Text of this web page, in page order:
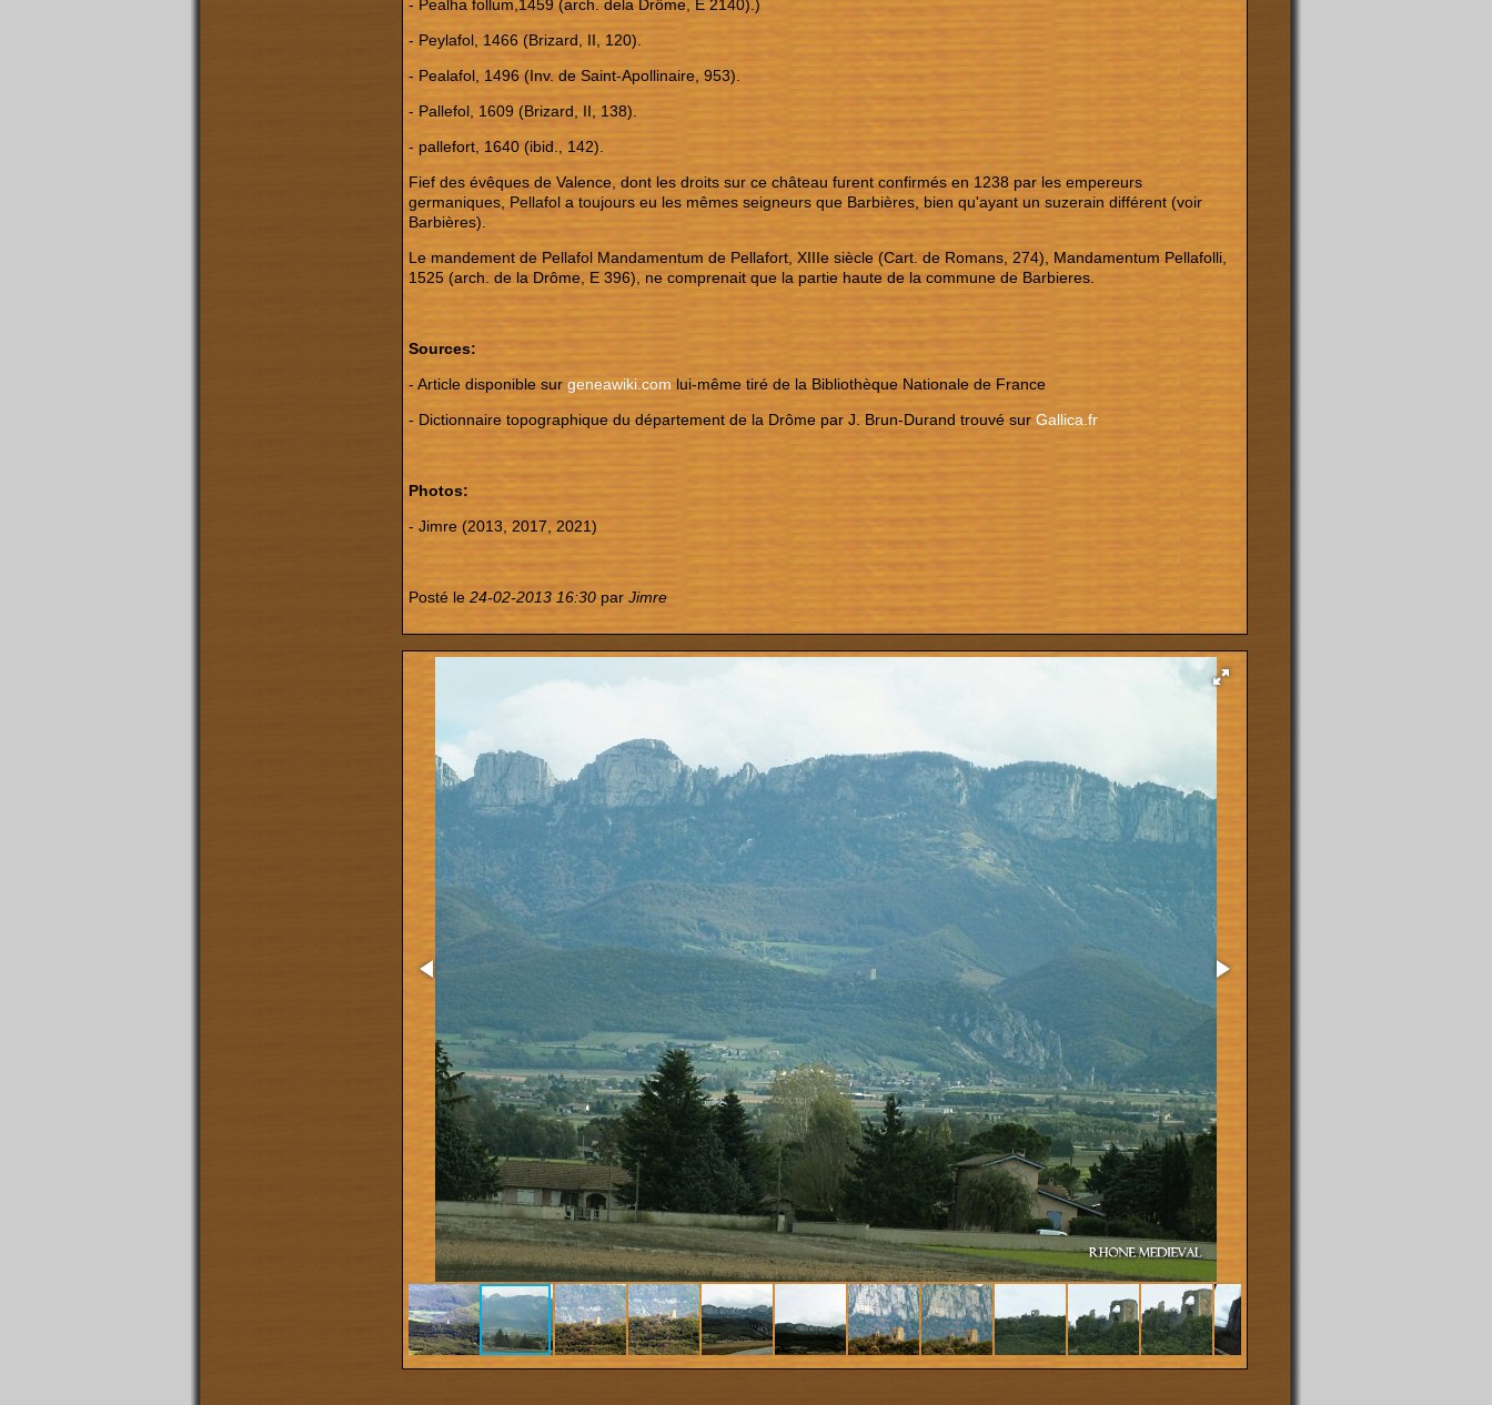
- Pealha follum,1459 (arch. dela Drôme, E 2140).)
- Peylafol, 1466 (Brizard, II, 120).
- Pealafol, 1496 (Inv. de Saint-Apollinaire, 953).
- Pallefol, 1609 (Brizard, II, 138).
- pallefort, 1640 (ibid., 142).
Fief des évêques de Valence, dont les droits sur ce château furent confirmés en 1238 par les empereurs
germaniques, Pellafol a toujours eu les mêmes seigneurs que Barbières, bien qu'ayant un suzerain différent (voir
Barbières).
Le mandement de Pellafol Mandamentum de Pellafort, XIIIe siècle (Cart. de Romans, 274), Mandamentum Pellafolli,
1525 (arch. de la Drôme, E 396), ne comprenait que la partie haute de la commune de Barbieres.
Sources:
- Article disponible sur geneawiki.com lui-même tiré de la Bibliothèque Nationale de France
- Dictionnaire topographique du département de la Drôme par J. Brun-Durand trouvé sur Gallica.fr
Photos:
- Jimre (2013, 2017, 2021)
Posté le 24-02-2013 16:30 par Jimre